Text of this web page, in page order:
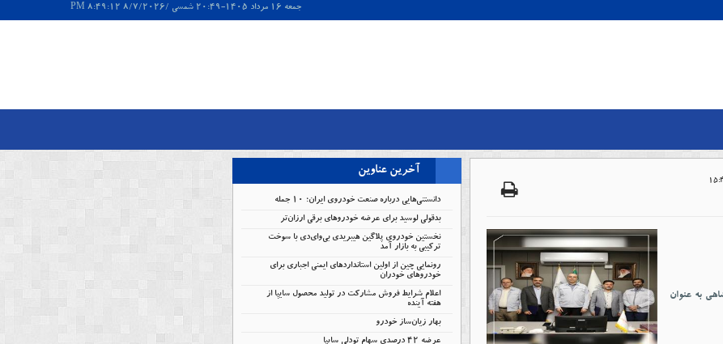
جمعه 16 مرداد 1405-20:49 شمسی /8/7/2026 8:49:12 PM
به عنوان
آخرین عناوین
دانستنی‌هایی درباره صنعت خودروی ایران؛ ۱۰ جمله
بدقولی لوسید برای عرضه خودروهای برقی ارزان‌تر
نخستین خودروی پلاگین هیبریدی بی‌وای‌دی با سوخت
ترکیبی به بازار آمد
رونمایی چین از اولین استانداردهای ایمنی اجباری برای
خودروهای خودران
اعلام شرایط فروش مشارکت در تولید محصول سایپا از
هفته آینده
بهار زیان‌ساز خودرو
عرضه ۴۲ درصدی سهام تودلی سایپا